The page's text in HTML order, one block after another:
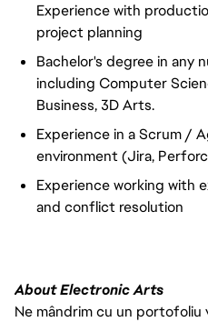
Experience with
project planning
Bachelor's degree in any
including Computer
Business, 3D Arts.
Experience in a Scrum /
environment (Jira,
Experience working with
and conflict resolution
About Electronic Arts
Ne mândrim cu un